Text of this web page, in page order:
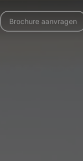
Brochure aanvragen